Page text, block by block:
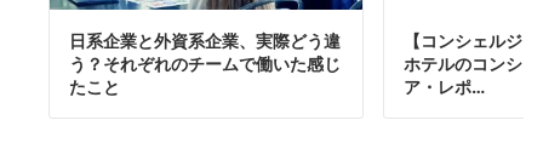
日系企業と外資系企業、実際どう違
う？それぞれのチームで働いた感じ
たこと
【コンシェルジ
ホテルのコンシ
ア・レポ…